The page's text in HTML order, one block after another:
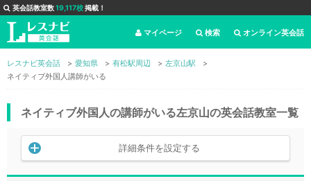
英会話教室数19,117校掲載！
オンライン英会話
検索
マイページ
レスナビ英会話 愛知県 有松駅周辺
左京山駅
ネイティブ外国人講師がいる
ネイティブ外国人の講師がいる左京山の英会話教室一覧
詳細条件を設定する